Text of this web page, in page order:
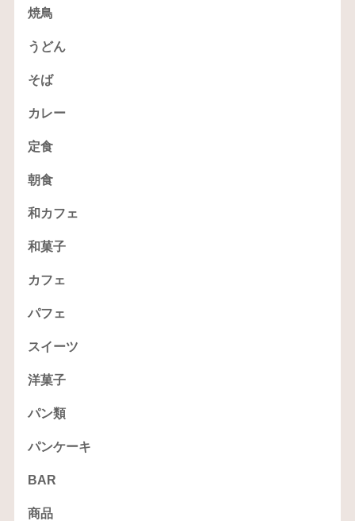
焼鳥
うどん
そば
カレー
定食
朝食
和カフェ
和菓子
カフェ
パフェ
スイーツ
洋菓子
パン類
パンケーキ
BAR
商品